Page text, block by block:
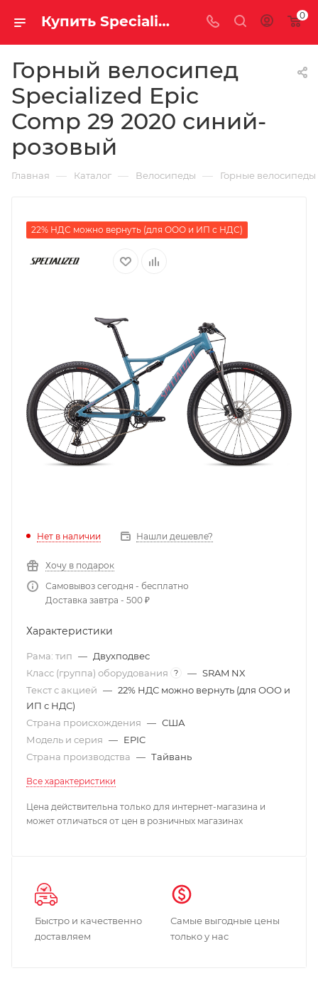
Купить Specialized Epic Comp 29 2020 синий-розовый за рублей, а со скидкой 0
Горный велосипед
Specialized Epic
Comp 29 2020 синий-
розовый
Главная — Каталог — Велосипеды — Горные велосипеды
22% НДС можно вернуть (для ООО и ИП с НДС)
Нет в наличии Нашли дешевле?
Хочу в подарок
Самовывоз сегодня - бесплатно
Доставка завтра - 500 ₽
Характеристики
Рама: тип — Двухподвес
Класс (группа) оборудования
? — SRAM NX
Текст с акцией — 22% НДС можно вернуть (для ООО и
ИП с НДС)
Страна происхождения — США
Модель и серия — EPIC
Страна производства — Тайвань
Все характеристики
Цена действительна только для интернет-магазина и
может отличаться от цен в розничных магазинах
Быстро и качественно
доставляем
Самые выгодные цены
только у нас